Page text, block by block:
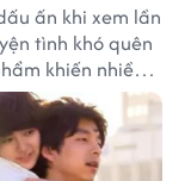
ấn khi xem lần
tình khó quên
khiến nhiều
đầu.